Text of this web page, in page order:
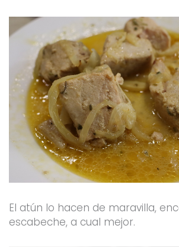
El atún lo hacen de maravilla,
escabeche, a cual mejor.